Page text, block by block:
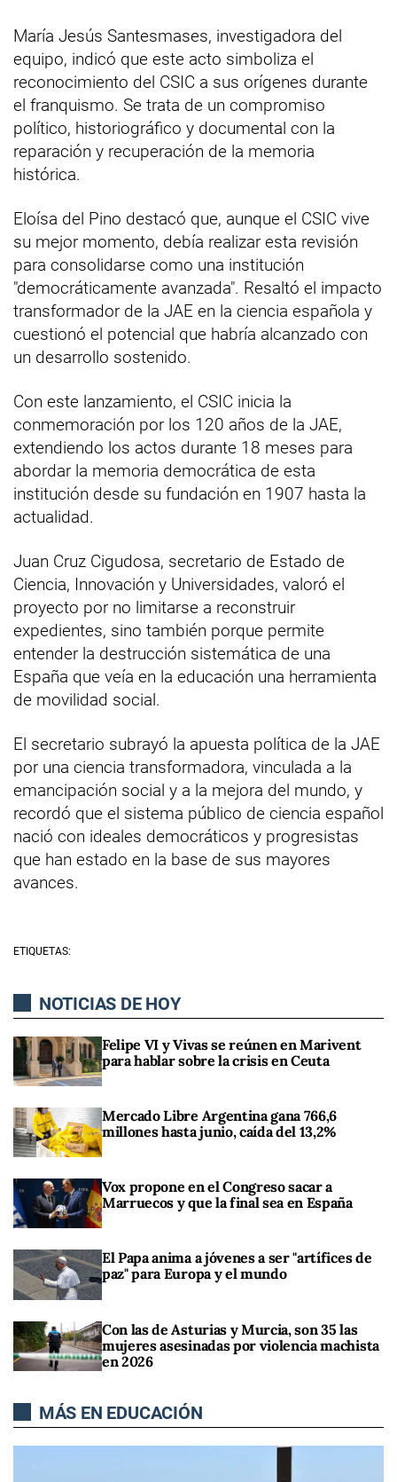
María Jesús Santesmases, investigadora del
equipo, indicó que este acto simboliza el
reconocimiento del CSIC a sus orígenes durante
el franquismo. Se trata de un compromiso
político, historiográfico y documental con la
reparación y recuperación de la memoria
histórica.
Eloísa del Pino destacó que, aunque el CSIC vive
su mejor momento, debía realizar esta revisión
para consolidarse como una institución
"democráticamente avanzada". Resaltó el impacto
transformador de la JAE en la ciencia española y
cuestionó el potencial que habría alcanzado con
un desarrollo sostenido.
Con este lanzamiento, el CSIC inicia la
conmemoración por los 120 años de la JAE,
extendiendo los actos durante 18 meses para
abordar la memoria democrática de esta
institución desde su fundación en 1907 hasta la
actualidad.
Juan Cruz Cigudosa, secretario de Estado de
Ciencia, Innovación y Universidades, valoró el
proyecto por no limitarse a reconstruir
expedientes, sino también porque permite
entender la destrucción sistemática de una
España que veía en la educación una herramienta
de movilidad social.
El secretario subrayó la apuesta política de la JAE
por una ciencia transformadora, vinculada a la
emancipación social y a la mejora del mundo, y
recordó que el sistema público de ciencia español
nació con ideales democráticos y progresistas
que han estado en la base de sus mayores
avances.
ETIQUETAS:
NOTICIAS DE HOY
Felipe VI y Vivas se reúnen en Marivent
para hablar sobre la crisis en Ceuta
Mercado Libre Argentina gana 766,6
millones hasta junio, caída del 13,2%
Vox propone en el Congreso sacar a
Marruecos y que la final sea en España
El Papa anima a jóvenes a ser "artífices de
paz" para Europa y el mundo
Con las de Asturias y Murcia, son 35 las
mujeres asesinadas por violencia machista
en 2026
MÁS EN EDUCACIÓN